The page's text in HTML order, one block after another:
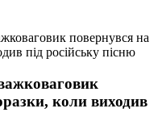
повернувся на
під російську пісню
коли виходив